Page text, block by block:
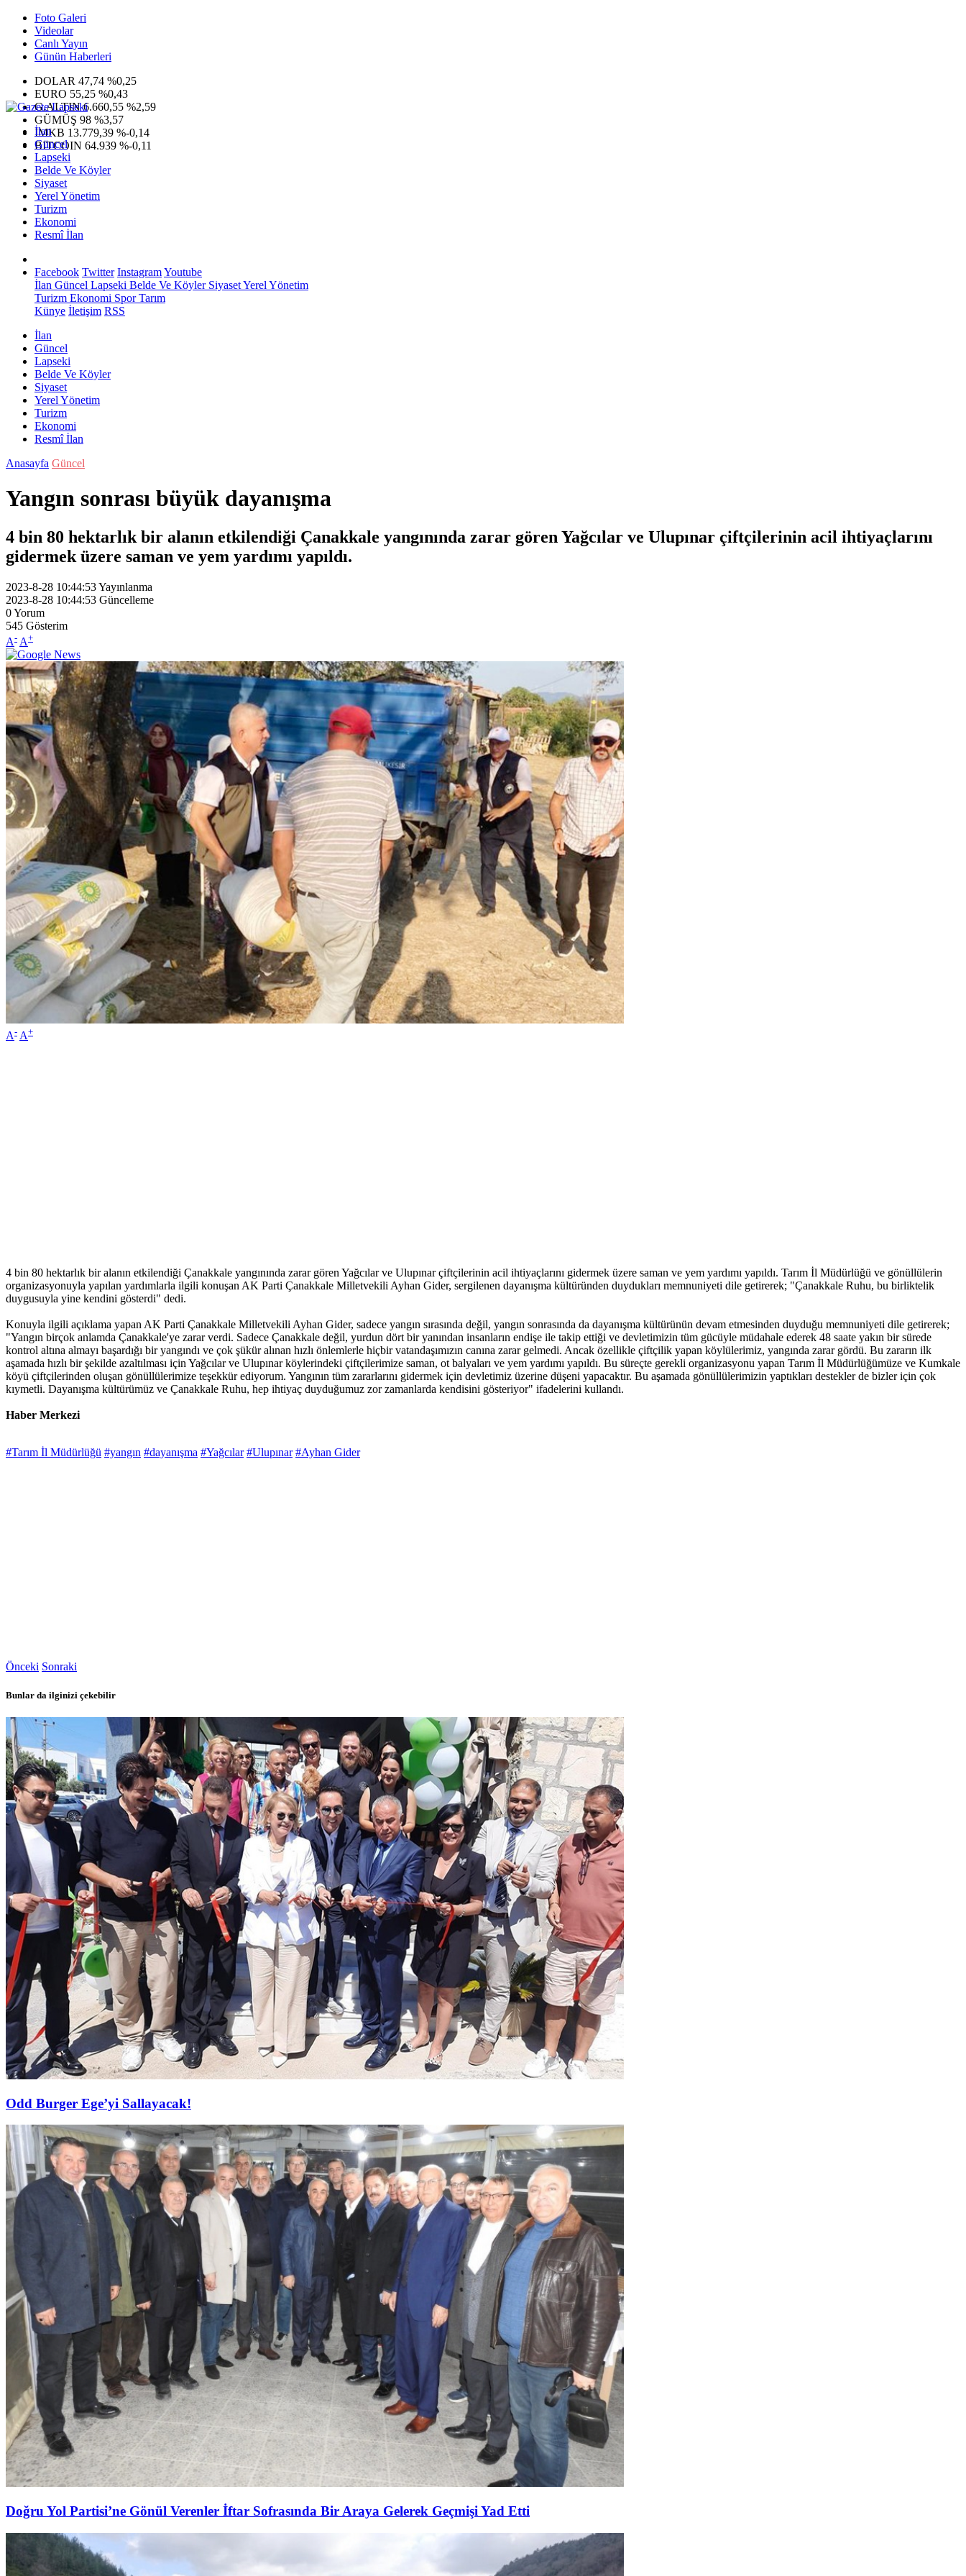
Foto Galeri
Videolar
Canlı Yayın
Günün Haberleri
DOLAR 47,74 %0,25
EURO 55,25 %0,43
G.ALTIN6.660,55 %2,59
GÜMÜŞ 98 %3,57
IMKB 13.779,39 %-0,14
BITCOIN 64.939 %-0,11
İlan
Güncel
Lapseki
Belde Ve Köyler
Siyaset
Yerel Yönetim
Turizm
Ekonomi
Resmî İlan
Facebook Twitter InstagramYoutube
İlan Güncel Lapseki Belde Ve KöylerSiyasetYerel Yönetim
Turizm Ekonomi SporTarım
Künye İletişim RSS
İlan
Güncel
Lapseki
Belde Ve Köyler
Siyaset
Yerel Yönetim
Turizm
Ekonomi
Resmî İlan
Anasayfa Güncel
Yangın sonrası büyük dayanışma
4 bin 80 hektarlık bir alanın etkilendiği Çanakkale yangınında zarar gören Yağcılar ve Ulupınar çiftçilerinin acil ihtiyaçlarını
gidermek üzere saman ve yem yardımı yapıldı.
2023-8-28 10:44:53Yayınlanma
2023-8-28 10:44:53 Güncelleme
0Yorum
545 Gösterim
A- A+
A- A+
4 bin 80 hektarlık bir alanın etkilendiği Çanakkale yangınında zarar gören Yağcılar ve Ulupınar çiftçilerinin acil ihtiyaçlarını gidermek üzere saman ve yem yardımı yapıldı. Tarım İl Müdürlüğü ve gönüllülerin
organizasyonuyla yapılan yardımlarla ilgili konuşan AK Parti Çanakkale Milletvekili Ayhan Gider, sergilenen dayanışma kültüründen duydukları memnuniyeti dile getirerek; "Çanakkale Ruhu, bu birliktelik
duygusuyla yine kendini gösterdi" dedi.
Konuyla ilgili açıklama yapan AK Parti Çanakkale Milletvekili Ayhan Gider, sadece yangın sırasında değil, yangın sonrasında da dayanışma kültürünün devam etmesinden duyduğu memnuniyeti dile getirerek;
"Yangın birçok anlamda Çanakkale'ye zarar verdi. Sadece Çanakkale değil, yurdun dört bir yanından insanların endişe ile takip ettiği ve devletimizin tüm gücüyle müdahale ederek 48 saate yakın bir sürede
kontrol altına almayı başardığı bir yangındı ve çok şükür alınan hızlı önlemlerle hiçbir vatandaşımızın canına zarar gelmedi. Ancak özellikle çiftçilik yapan köylülerimiz, yangında zarar gördü. Bu zararın ilk
aşamada hızlı bir şekilde azaltılması için Yağcılar ve Ulupınar köylerindeki çiftçilerimize saman, ot balyaları ve yem yardımı yapıldı. Bu süreçte gerekli organizasyonu yapan Tarım İl Müdürlüğümüze ve Kumkale
köyü çiftçilerinden oluşan gönüllülerimize teşekkür ediyorum. Yangının tüm zararlarını gidermek için devletimiz üzerine düşeni yapacaktır. Bu aşamada gönüllülerimizin yaptıkları destekler de bizler için çok
kıymetli. Dayanışma kültürümüz ve Çanakkale Ruhu, hep ihtiyaç duyduğumuz zor zamanlarda kendisini gösteriyor" ifadelerini kullandı.
Haber Merkezi
#Tarım İl Müdürlüğü #yangın #dayanışma #Yağcılar #Ulupınar #Ayhan Gider
Önceki Sonraki
Bunlar da ilginizi çekebilir
Odd Burger Ege’yi Sallayacak!
Doğru Yol Partisi’ne Gönül Verenler İftar Sofrasında Bir Araya Gelerek Geçmişi Yad Etti